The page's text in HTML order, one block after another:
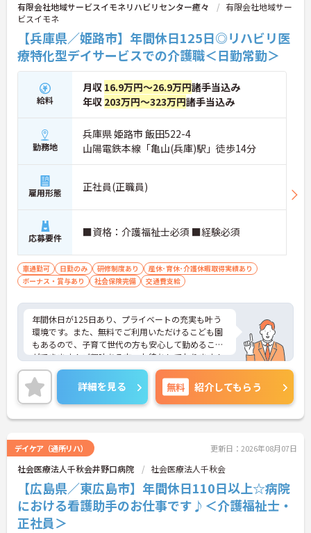
有限会社地域サービスイモネリハビリセンター癒々
有限会社地域サー
ビスイモネ
【兵庫県／姫路市】年間休日125日◎リハビリ医
療特化型デイサービスでの介護職＜日勤常勤＞
給料
月収 16.9万円～26.9万円諸手当込み
年収 203万円～323万円諸手当込み
勤務地
兵庫県 姫路市 飯田522-4
山陽電鉄本線「亀山(兵庫)駅」徒歩14分
雇用形態 正社員(正職員)
応募要件 ■資格：介護福祉士必須 ■経験必須
車通勤可 日勤のみ 研修制度あり
産休･育休･介護休暇取得実績あり
ボーナス・賞与あり
社会保険完備 交通費支給
年間休日が125日あり、プライベートの充実も叶う
環境です。また、無料でご利用いただけるこども園
もあるので、子育て世代の方も安心して勤めること
ができます！ご興味ある方、お待ちしております！
詳細を見る 無料 紹介してもらう
デイケア（通所リハ） 更新日：2026年08月07日
社会医療法人千秋会井野口病院 社会医療法人千秋会
【広島県／東広島市】年間休日110日以上☆病院
における看護助手のお仕事です♪＜介護福祉士・
正社員＞